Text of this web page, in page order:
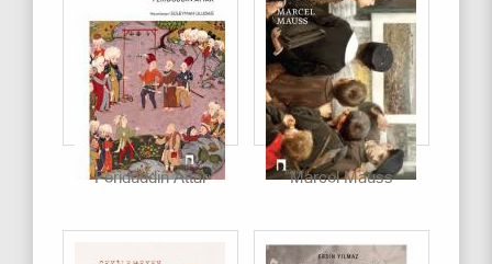
Feridüddin Attar Marcel Mauss